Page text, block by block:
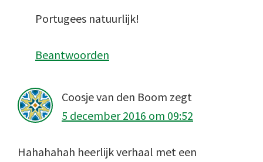
Portugees natuurlijk!
Beantwoorden
Coosje van den Boom zegt
5 december 2016 om 09:52
Hahahahah heerlijk verhaal met een